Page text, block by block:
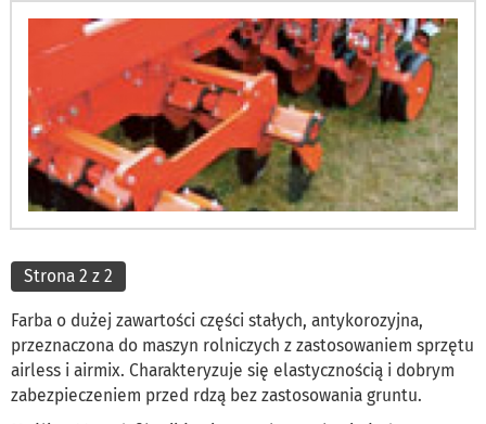
Strona 2 z 2
Farba o dużej zawartości części stałych, antykorozyjna,
przeznaczona do maszyn rolniczych z zastosowaniem sprzętu
airless i airmix. Charakteryzuje się elastycznością i dobrym
zabezpieczeniem przed rdzą bez zastosowania gruntu.